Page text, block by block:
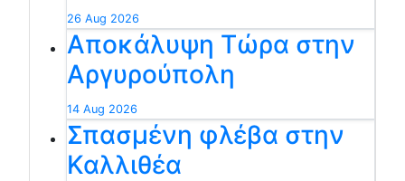
26 Aug 2026
Αποκάλυψη Τώρα στην
Αργυρούπολη
14 Aug 2026
Σπασμένη φλέβα στην
Καλλιθέα